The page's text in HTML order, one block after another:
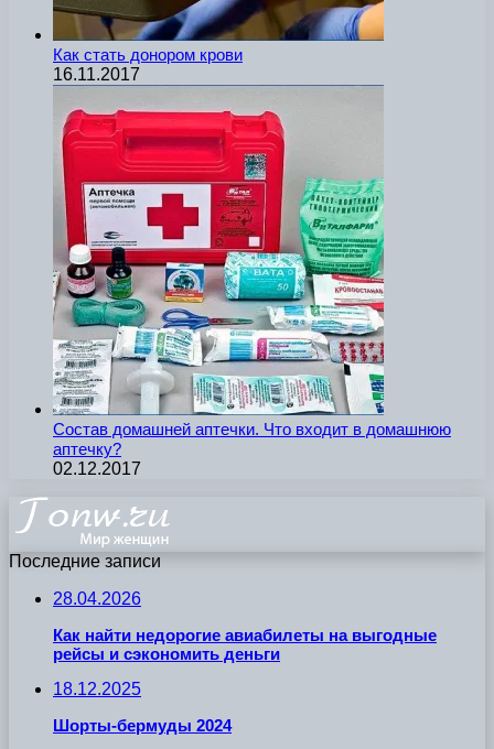
Как стать донором крови
16.11.2017
Состав домашней аптечки. Что входит в домашнюю
аптечку?
02.12.2017
Последние записи
28.04.2026
Как найти недорогие авиабилеты на выгодные
рейсы и сэкономить деньги
18.12.2025
Шорты-бермуды 2024